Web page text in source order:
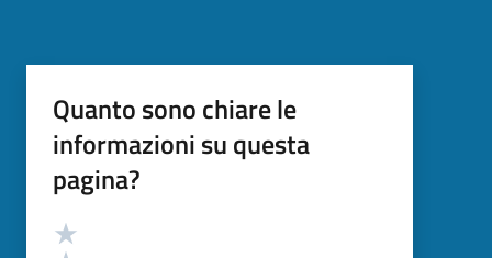
Quanto sono chiare le
informazioni su questa
pagina?
Valutazione